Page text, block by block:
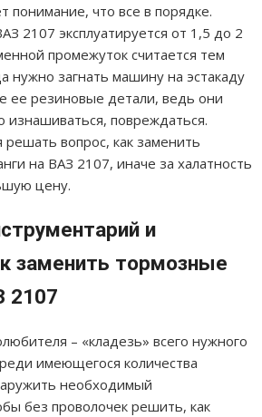
понимание, что все в порядке.
2107 эксплуатируется от 1,5 до 2
промежуток считается тем
нужно загнать машину на эстакаду
ее резиновые детали, ведь они
изнашиваться, повреждаться.
вопрос, как заменить
на ВАЗ 2107, иначе за халатность
цену.
и
заменить тормозные
2107
– «кладезь» всего нужного
имеющегося количества
необходимый
без проволочек решить, как